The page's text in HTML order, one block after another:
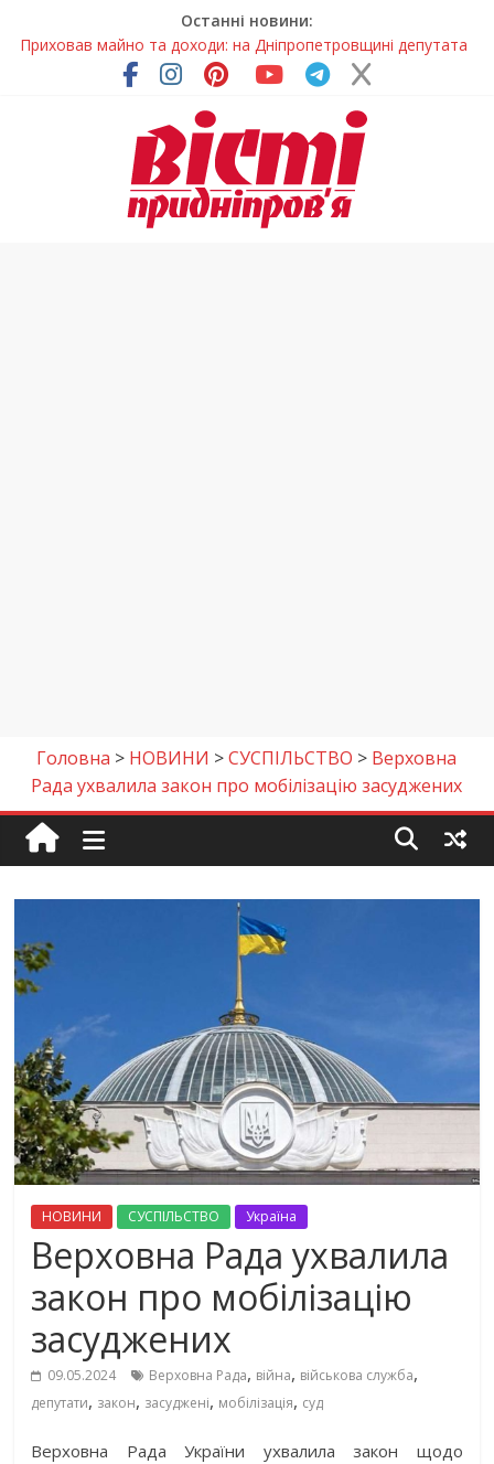
Останні новини:
На Дніпропетровщині зафіксували рясне цвітіння рідкісних
рослин (фото)
У Дніпрі змагалися найсильніші яхтсмени України (фото)
Гречана каша з овочами і яйцем: легкий домашній рецепт
Як обрати розмір крафтового стакана під ваш напій?
Приховав майно та доходи: на Дніпропетровщині депутата
сільради визнали винним
Головна > НОВИНИ >СУСПІЛЬСТВО > Верховна
Рада ухвалила закон про мобілізацію засуджених
НОВИНИ СУСПІЛЬСТВО Україна
Верховна Рада ухвалила
закон про мобілізацію
засуджених
09.05.2024 Верховна Рада, війна, військова служба,
депутати, закон, засуджені, мобілізація, суд
Верховна Рада України ухвалила закон щодо